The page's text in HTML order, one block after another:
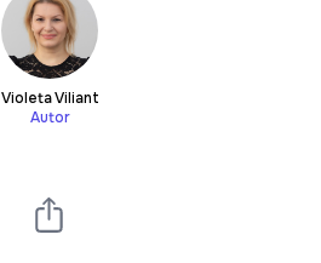
Violeta Viliant
Autor